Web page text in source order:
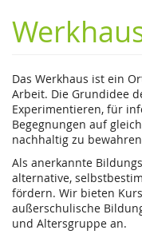
Das Werkhaus ist ein
Arbeit. Die Grundidee
Experimentieren, für
Begegnungen auf
nachhaltig zu
Als anerkannte
alternative,
fördern. Wir bieten
außerschulische
und Altersgruppe an.